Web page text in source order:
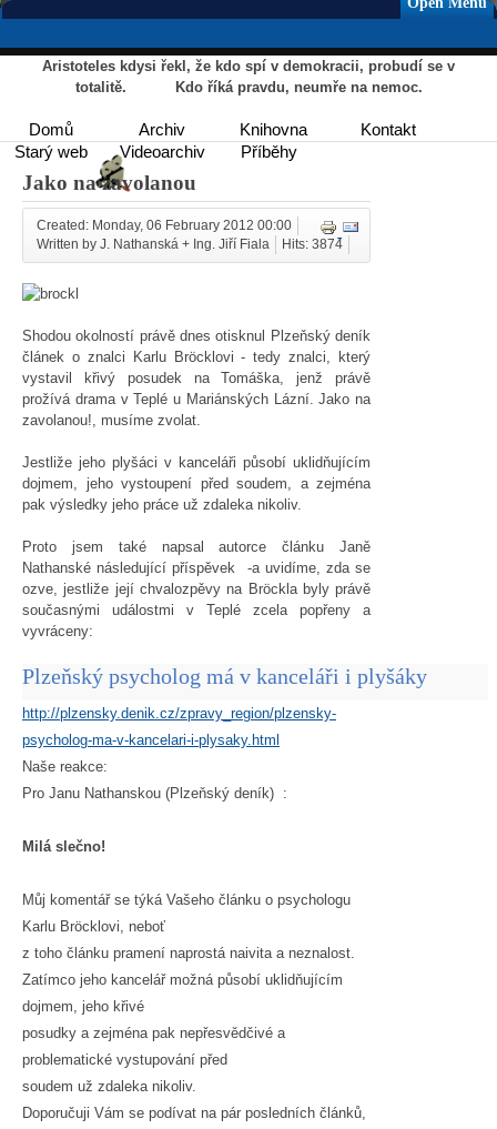
Aristoteles kdysi řekl, že kdo spí v demokracii, probudí se v
totalitě. Kdo říká pravdu, neumře na nemoc.
Domů Archiv Knihovna
Kontakt
Starý web
Videoarchiv Příběhy
Jako na zavolanou
Created: Monday, 06 February 2012 00:00
Written by J. Nathanská + Ing. Jiří Fiala
Hits: 3874
Shodou okolností právě dnes otisknul Plzeňský deník
článek o znalci Karlu Bröcklovi - tedy znalci, který
vystavil křivý posudek na Tomáška, jenž právě
prožívá drama v Teplé u Mariánských Lázní. Jako na
zavolanou!, musíme zvolat.
Jestliže jeho plyšáci v kanceláři působí uklidňujícím
dojmem, jeho vystoupení před soudem, a zejména
pak výsledky jeho práce už zdaleka nikoliv.
Proto jsem také napsal autorce článku Janě
Nathanské následující příspěvek -a uvidíme, zda se
ozve, jestliže její chvalozpěvy na Bröckla byly právě
současnými událostmi v Teplé zcela popřeny a
vyvráceny:
Plzeňský psycholog má v kanceláři i plyšáky
http://plzensky.denik.cz/zpravy_region/plzensky-
psycholog-ma-v-kancelari-i-plysaky.html
Naše reakce:
Pro Janu Nathanskou (Plzeňský deník) :
Milá slečno!
Můj komentář se týká Vašeho článku o psychologu
Karlu Bröcklovi, neboť
z toho článku pramení naprostá naivita a neznalost.
Zatímco jeho kancelář možná působí uklidňujícím
dojmem, jeho křivé
posudky a zejména pak nepřesvědčivé a
problematické vystupování před
soudem už zdaleka nikoliv.
Doporučuji Vám se podívat na pár posledních článků,